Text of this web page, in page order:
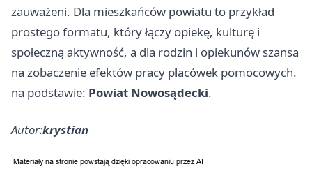
zauważeni. Dla mieszkańców powiatu to przykład
prostego formatu, który łączy opiekę, kulturę i
społeczną aktywność, a dla rodzin i opiekunów szansa
na zobaczenie efektów pracy placówek pomocowych.
na podstawie: Powiat Nowosądecki.
Autor:krystian